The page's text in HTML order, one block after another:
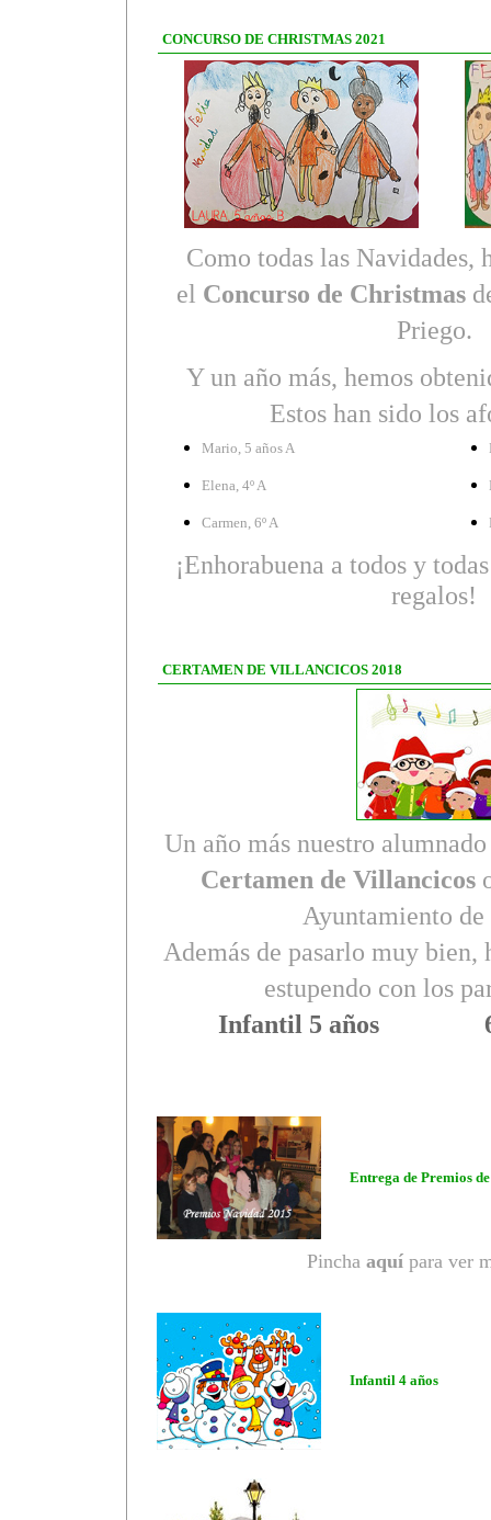
CONCURSO DE CHRISTMAS 2021
Como todas las Navidades,
el Concurso de Christmas
Priego.
Y un año más, hemos
Estos han sido los
Mario, 5 años A
Elena, 4º A
Carmen, 6º A
¡Enhorabuena a todos y
regalos!
CERTAMEN DE VILLANCICOS 2018
Un año más nuestro
Certamen de Villancicos
Ayuntamiento de
Además de pasarlo muy bien,
estupendo con los
Infantil 5 años
Entrega de Premios
Pincha aquí para ver
Infantil 4 años